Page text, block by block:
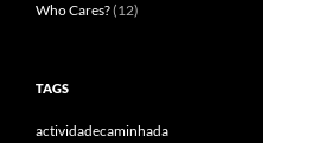
Who Cares?(12)
TAGS
actividadecaminhada